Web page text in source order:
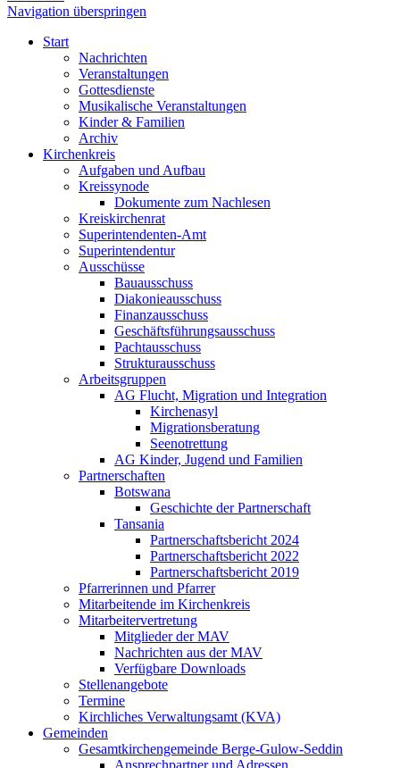
Navigation überspringen
Start
Nachrichten
Veranstaltungen
Gottesdienste
Musikalische Veranstaltungen
Kinder & Familien
Archiv
Kirchenkreis
Aufgaben und Aufbau
Kreissynode
Dokumente zum Nachlesen
Kreiskirchenrat
Superintendenten-Amt
Superintendentur
Ausschüsse
Bauausschuss
Diakonieausschuss
Finanzausschuss
Geschäftsführungsausschuss
Pachtausschuss
Strukturausschuss
Arbeitsgruppen
AG Flucht, Migration und Integration
Kirchenasyl
Migrationsberatung
Seenotrettung
AG Kinder, Jugend und Familien
Partnerschaften
Botswana
Geschichte der Partnerschaft
Tansania
Partnerschaftsbericht 2024
Partnerschaftsbericht 2022
Partnerschaftsbericht 2019
Pfarrerinnen und Pfarrer
Mitarbeitende im Kirchenkreis
Mitarbeitervertretung
Mitglieder der MAV
Nachrichten aus der MAV
Verfügbare Downloads
Stellenangebote
Termine
Kirchliches Verwaltungsamt (KVA)
Gemeinden
Gesamtkirchengemeinde Berge-Gulow-Seddin
Ansprechpartner und Adressen